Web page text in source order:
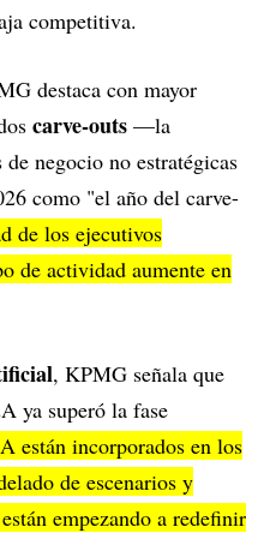
competitiva.
destaca con mayor
carve-outs —la
negocio no estratégicas
como "el año del carve-
de los ejecutivos
de actividad aumente en
, KPMG señala que
ya superó la fase
están incorporados en los
de escenarios y
empezando a redefinir